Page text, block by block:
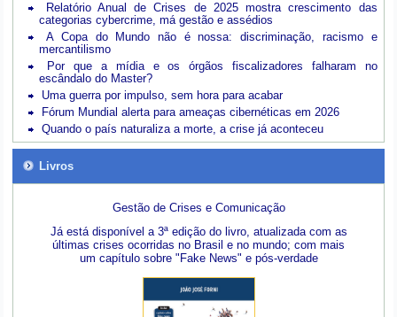
Relatório Anual de Crises de 2025 mostra crescimento das
categorias cybercrime, má gestão e assédios
A Copa do Mundo não é nossa: discriminação, racismo e
mercantilismo
Por que a mídia e os órgãos fiscalizadores falharam no
escândalo do Master?
Uma guerra por impulso, sem hora para acabar
Fórum Mundial alerta para ameaças cibernéticas em 2026
Quando o país naturaliza a morte, a crise já aconteceu
Livros
Gestão de Crises e Comunicação
Já está disponível a 3ª edição do livro, atualizada com as
últimas crises ocorridas no Brasil e no mundo; com mais
um capítulo sobre "Fake News" e pós-verdade